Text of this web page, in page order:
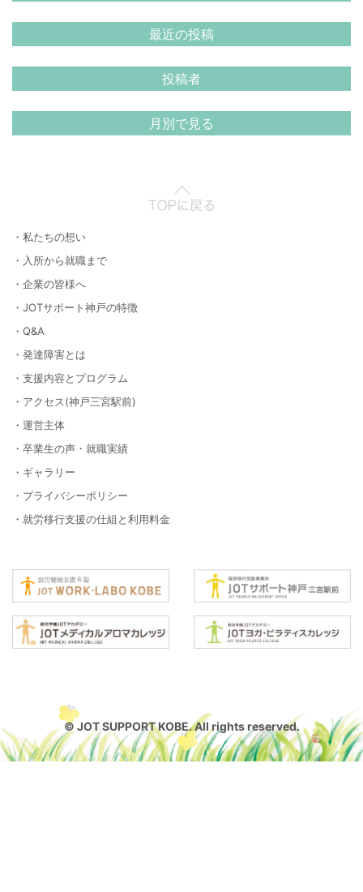
最近の投稿
投稿者
月別で見る
・私たちの想い
・入所から就職まで
・企業の皆様へ
・JOTサポート神戸の特徴
・Q&A
・発達障害とは
・支援内容とプログラム
・アクセス(神戸三宮駅前)
・運営主体
・卒業生の声・就職実績
・ギャラリー
・プライバシーポリシー
・就労移行支援の仕組と利用料金
© JOT SUPPORT KOBE. All rights reserved.